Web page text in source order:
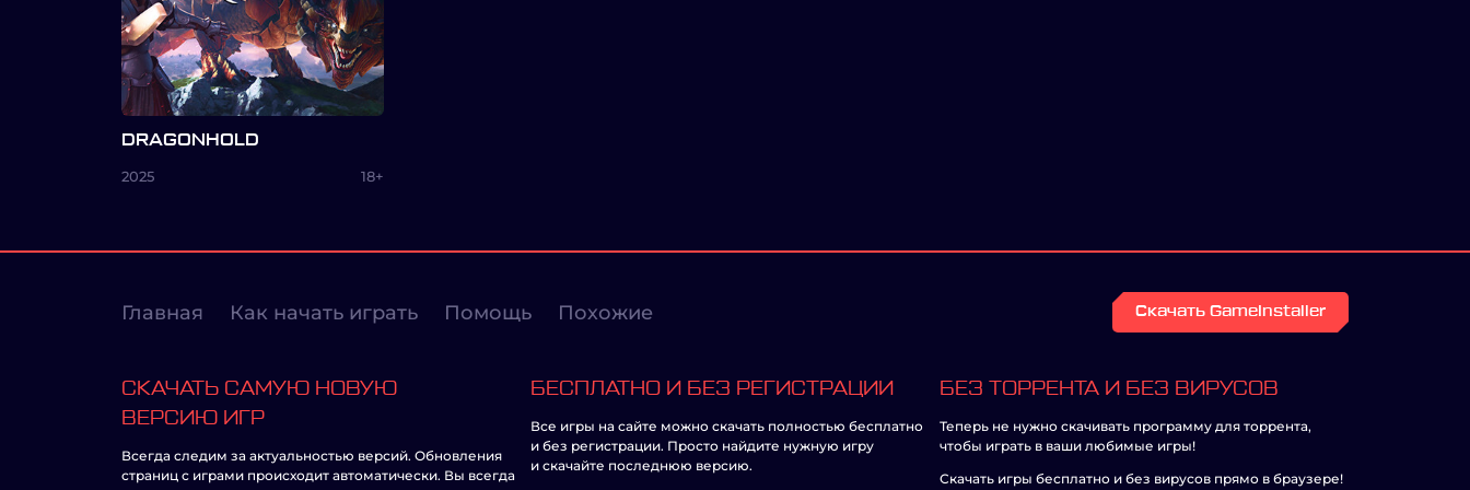
DRAGONHOLD
2025 18+
Главная Как начать играть Помощь Похожие Скачать GameInstaller
СКАЧАТЬ САМУЮ НОВУЮ
ВЕРСИЮ ИГР
Всегда следим за актуальностью версий. Обновления
страниц с играми происходит автоматически. Вы всегда
БЕСПЛАТНО И БЕЗ РЕГИСТРАЦИИ
Все игры на сайте можно скачать полностью бесплатно
и без регистрации. Просто найдите нужную игру
и скачайте последнюю версию.
БЕЗ ТОРРЕНТА И БЕЗ ВИРУСОВ
Теперь не нужно скачивать программу для торрента,
чтобы играть в ваши любимые игры!
Скачать игры бесплатно и без вирусов прямо в браузере!